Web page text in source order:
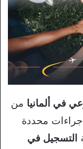
في ألمانيا من
محددة
التسجيل في